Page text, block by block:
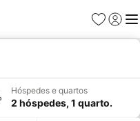
Favoritos
Iniciar
Hóspedes e quartos
2 hóspedes, 1 quarto.